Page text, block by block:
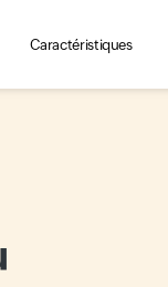
Caractéristiques